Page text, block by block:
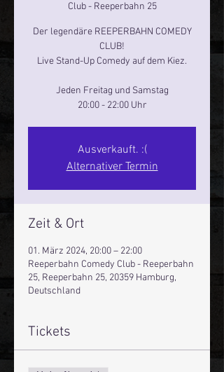
Club - Reeperbahn 25
Der legendäre REEPERBAHN COMEDY
CLUB!
Live Stand-Up Comedy auf dem Kiez.
Jeden Freitag und Samstag
20:00 - 22:00 Uhr
Ausverkauft. :(
Alternativer Termin
Zeit & Ort
01. März 2024, 20:00 – 22:00
Reeperbahn Comedy Club - Reeperbahn
25, Reeperbahn 25, 20359 Hamburg,
Deutschland
Tickets